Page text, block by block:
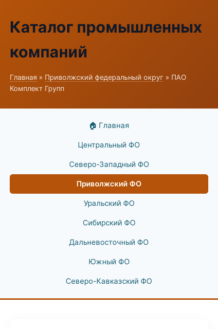
Каталог промышленных
компаний
Главная » Приволжский федеральный округ » ПАО
Комплект Групп
🏠 Главная
Центральный ФО
Северо-Западный ФО
Приволжский ФО
Уральский ФО
Сибирский ФО
Дальневосточный ФО
Южный ФО
Северо-Кавказский ФО